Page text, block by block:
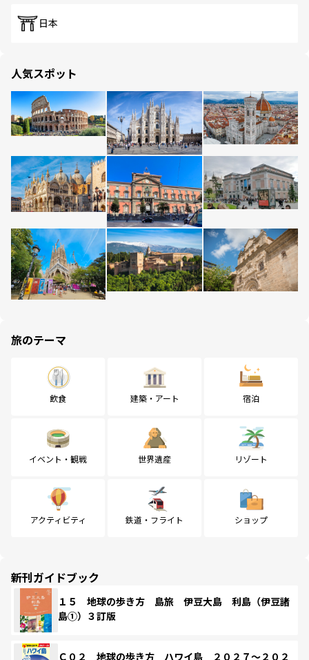
日本
人気スポット
旅のテーマ
飲食 建築・アート 宿泊
イベント・観戦 世界遺産 リゾート
アクティビティ 鉄道・フライト ショップ
新刊ガイドブック
１５ 地球の歩き方 島旅 伊豆大島 利島（伊豆諸
島①）３訂版
Ｃ０２ 地球の歩き方 ハワイ島 ２０２７～２０２